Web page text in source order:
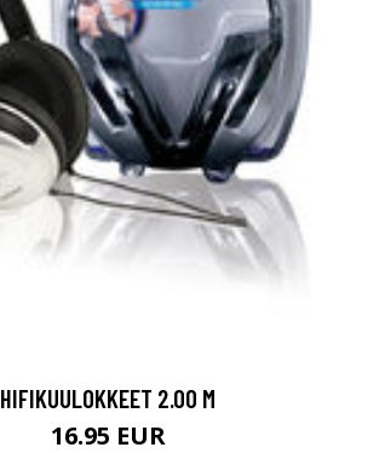
HIFIKUULOKKEET 2.00 M
16.95 EUR